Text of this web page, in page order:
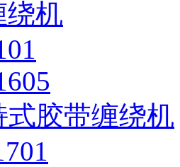
绕机
式胶带缠绕机